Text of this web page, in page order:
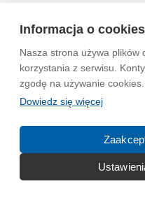
Informacja o cookies
Nasza strona używa plików
korzystania z serwisu.
zgodę na używanie cookies.
Dowiedz się więcej